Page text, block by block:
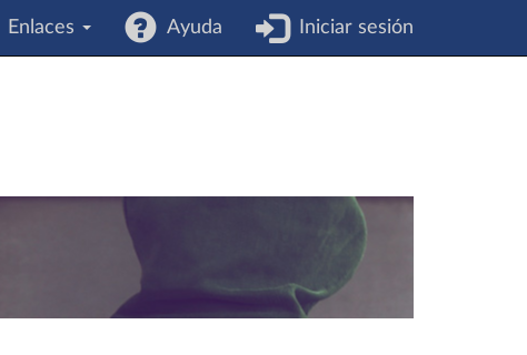
Enlaces Ayuda Iniciar sesión